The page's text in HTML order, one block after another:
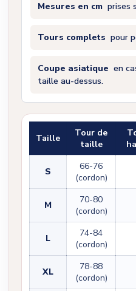
Mesures en cm prises
Tours complets pour
Coupe asiatique en
taille au-dessus.
Taille
Tour de
taille
S
66-76
(cordon)
M
70-80
(cordon)
L
74-84
(cordon)
XL
78-88
(cordon)